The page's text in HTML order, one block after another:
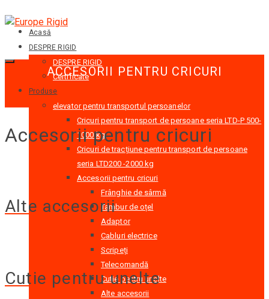
Acasă
DESPRE RIGID
DESPRE RIGID
Certificate
Produse
elevator pentru transportul persoanelor
Cricuri pentru transport de persoane seria LTD-P 500-
1000 kg
Cricuri de tracțiune pentru transport de persoane
seria LTD200 -2000 kg
Accesorii pentru cricuri
Frânghie de sârmă
Tambur de oțel
Adaptor
Cabluri electrice
Scripeți
Telecomandă
Cutie pentru unelte
Alte accesorii
ACCESORII PENTRU CRICURI
Accesorii pentru cricuri
Alte accesorii
Cutie pentru unelte